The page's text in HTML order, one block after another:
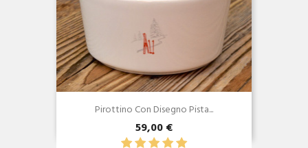
Pirottino Con Disegno Pista...
59,00 €
Anteprima